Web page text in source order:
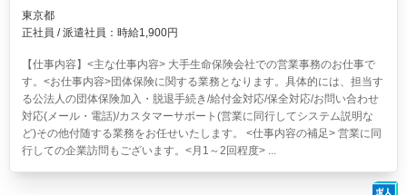
東京都
正社員 / 派遣社員：時給1,900円
【仕事内容】<主な仕事内容> 大手生命保険会社での営業事務のお仕事で
す。<お仕事内容>団体保険に関する業務となります。具体的には、担当す
る公法人の団体保険加入・脱退手続き/給付金対応/保全対応/お問い合わせ
対応(メール・電話)/カスタマーサポート(営業に同行してシステム説明な
ど)その他付随する業務をお任せいたします。 <仕事内容の補足> 営業に同
行しての企業訪問もございます。<月1～2回程度> ...